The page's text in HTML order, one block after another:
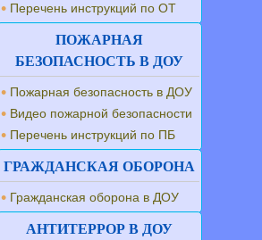
Перечень инструкций по ОТ
ПОЖАРНАЯ
БЕЗОПАСНОСТЬ В ДОУ
Пожарная безопасность в ДОУ
Видео пожарной безопасности
Перечень инструкций по ПБ
ГРАЖДАНСКАЯ ОБОРОНА
Гражданская оборона в ДОУ
АНТИТЕРРОР В ДОУ